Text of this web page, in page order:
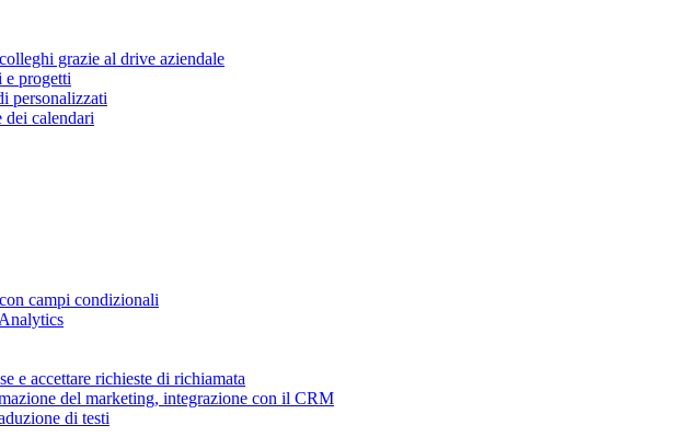
grazie al drive aziendale
e progetti
personalizzati
calendari
campi condizionali
e accettare richieste di richiamata
del marketing, integrazione con il CRM
di testi